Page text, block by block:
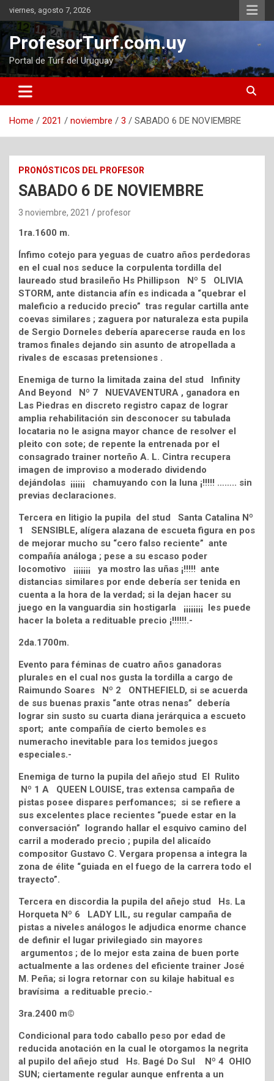
Skip
to
content
viernes, agosto 7, 2026
ProfesorTurf.com.uy
Portal de Turf del Uruguay
Home 2021 noviembre 3 SABADO 6 DE NOVIEMBRE
PRONÓSTICOS DEL PROFESOR
SABADO 6 DE NOVIEMBRE
3 noviembre, 2021 profesor
1ra.1600 m.
Ínfimo cotejo para yeguas de cuatro años perdedoras
en el cual nos seduce la corpulenta tordilla del
laureado stud brasileño Hs Phillipson Nº 5 OLIVIA
STORM, ante distancia afín es indicada a “quebrar el
maleficio a reducido precio” tras regular cartilla ante
coevas similares ; zaguera por naturaleza esta pupila
de Sergio Dorneles debería aparecerse rauda en los
tramos finales dejando sin asunto de atropellada a
rivales de escasas pretensiones .
Enemiga de turno la limitada zaina del stud Infinity
And Beyond Nº 7 NUEVAVENTURA , ganadora en
Las Piedras en discreto registro capaz de lograr
amplia rehabilitación sin desconocer su tabulada
locataria no le asigna mayor chance de resolver el
pleito con sote; de repente la entrenada por el
consagrado trainer norteño A. L. Cintra recupera
imagen de improviso a moderado dividendo
dejándolas ¡¡¡¡¡¡ chamuyando con la luna ¡!!!!! …….. sin
previas declaraciones.
Tercera en litigio la pupila del stud Santa Catalina Nº
1 SENSIBLE, alígera alazana de escueta figura en pos
de mejorar mucho su “cero falso reciente” ante
compañía análoga ; pese a su escaso poder
locomotivo ¡¡¡¡¡¡¡ ya mostro las uñas ¡!!!!! ante
distancias similares por ende debería ser tenida en
cuenta a la hora de la verdad; si la dejan hacer su
juego en la vanguardia sin hostigarla ¡¡¡¡¡¡¡¡ les puede
hacer la boleta a redituable precio ¡!!!!!!.-
2da.1700m.
Evento para féminas de cuatro años ganadoras
plurales en el cual nos gusta la tordilla a cargo de
Raimundo Soares Nº 2 ONTHEFIELD, si se acuerda
de sus buenas praxis “ante otras nenas” debería
lograr sin susto su cuarta diana jerárquica a escueto
sport; ante compañía de cierto bemoles es
numeracho inevitable para los temidos juegos
especiales.-
Enemiga de turno la pupila del añejo stud El Rulito
Nº 1 A QUEEN LOUISE, tras extensa campaña de
pistas posee dispares perfomances; si se refiere a
sus excelentes place recientes “puede estar en la
conversación” logrando hallar el esquivo camino del
carril a moderado precio ; pupila del alicaído
compositor Gustavo C. Vergara propensa a integra la
zona de élite “guiada en el fuego de la carrera todo el
trayecto”.
Tercera en discordia la pupila del añejo stud Hs. La
Horqueta Nº 6 LADY LIL, su regular campaña de
pistas a niveles análogos le adjudica enorme chance
de definir el lugar privilegiado sin mayores
argumentos ; de lo mejor esta zaina de buen porte
actualmente a las ordenes del eficiente trainer José
M. Peña; si logra retornar con su kilaje habitual es
bravísima a redituable precio.-
3ra.2400 m©
Condicional para todo caballo peso por edad de
reducida anotación en la cual le otorgamos la negrita
al pupilo del añejo stud Hs. Bagé Do Sul Nº 4 OHIO
SUN; ciertamente regular aunque enfrenta a un